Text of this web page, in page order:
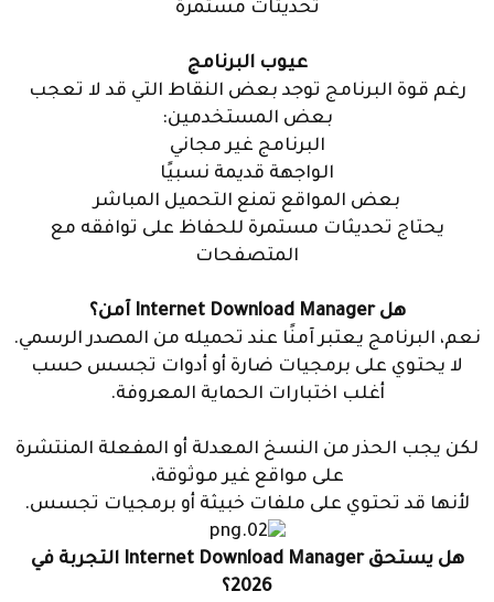
تحديثات مستمرة
عيوب البرنامج
رغم قوة البرنامج توجد بعض النقاط التي قد لا تعجب
بعض المستخدمين:
البرنامج غير مجاني
الواجهة قديمة نسبيًا
بعض المواقع تمنع التحميل المباشر
يحتاج تحديثات مستمرة للحفاظ على توافقه مع
المتصفحات
هل Internet Download Manager آمن؟
نعم، البرنامج يعتبر آمنًا عند تحميله من المصدر الرسمي.
لا يحتوي على برمجيات ضارة أو أدوات تجسس حسب
أغلب اختبارات الحماية المعروفة.
لكن يجب الحذر من النسخ المعدلة أو المفعلة المنتشرة
على مواقع غير موثوقة،
لأنها قد تحتوي على ملفات خبيثة أو برمجيات تجسس.
هل يستحق Internet Download Manager التجربة في
2026؟